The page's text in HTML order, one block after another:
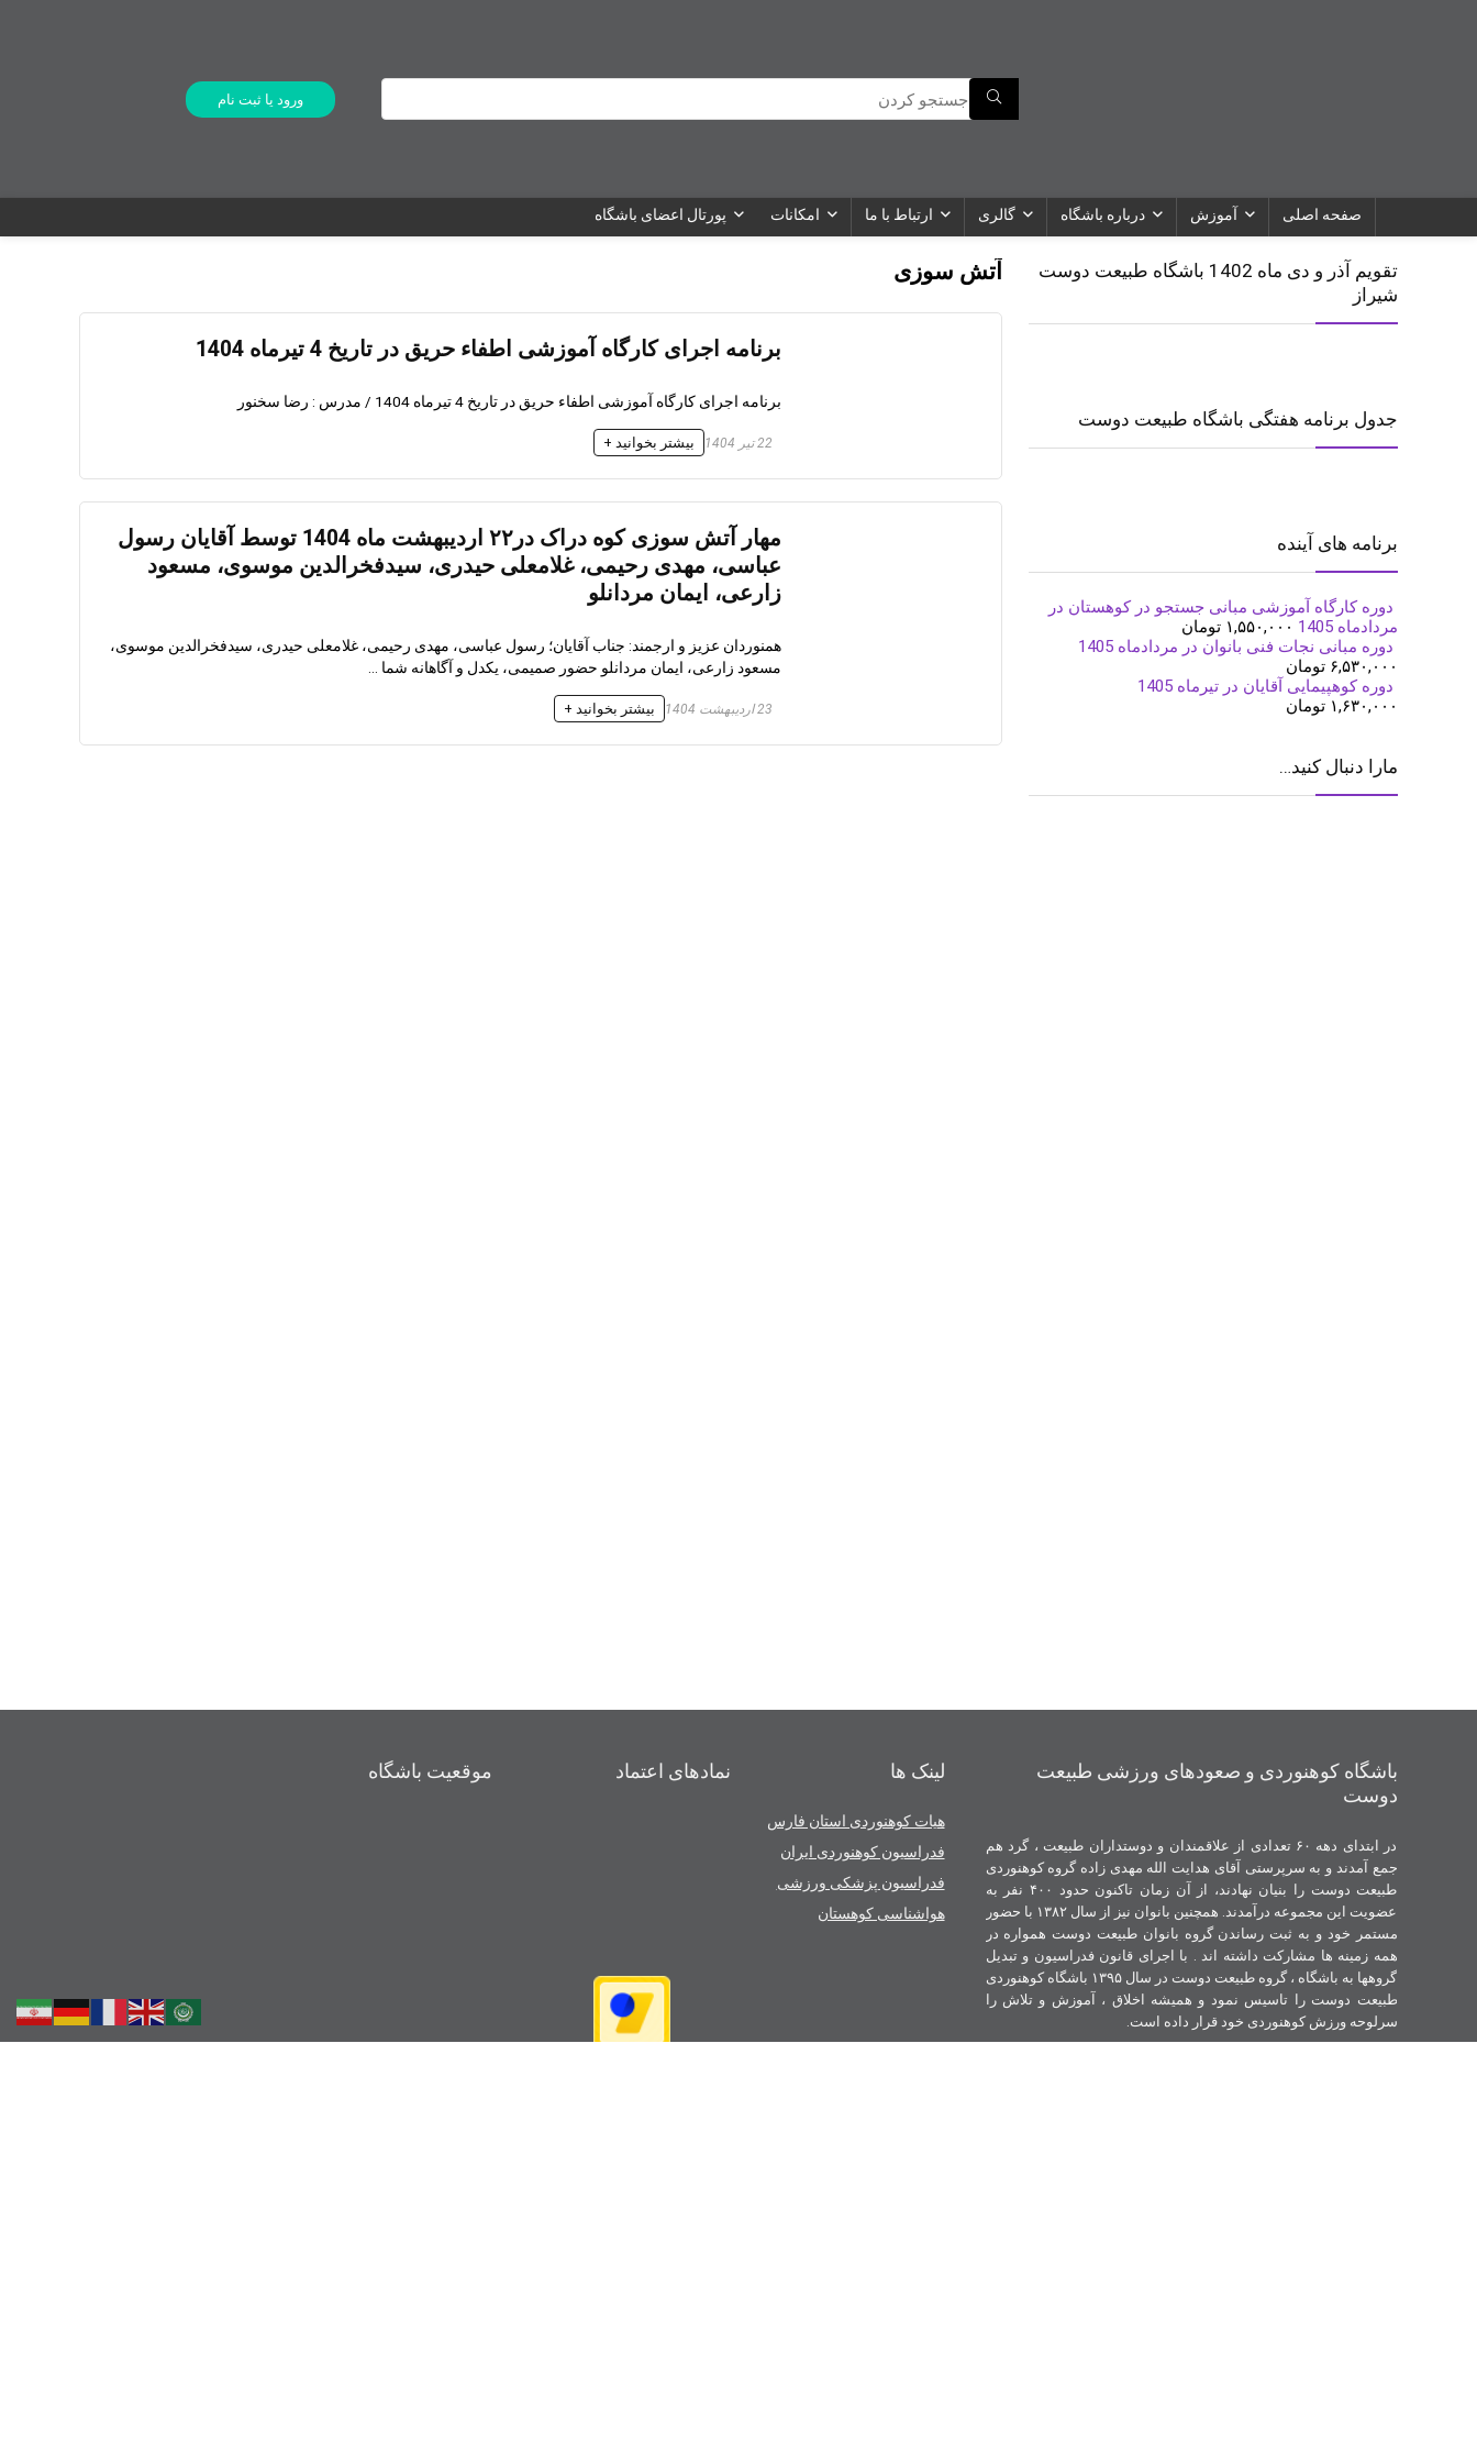
ورود یا ثبت نام
صفحه اصلی آموزش درباره باشگاه گالری ارتباط با ما امکانات پورتال اعضای باشگاه
آتش سوزی
برنامه اجرای کارگاه آموزشی اطفاء حریق در تاریخ 4 تیرماه 1404
برنامه اجرای کارگاه آموزشی اطفاء حریق در تاریخ 4 تیرماه 1404 / مدرس : رضا سخنور
22 تیر 1404 بیشتر بخوانید +
مهار آتش سوزی کوه دراک در۲۲ اردیبهشت ماه 1404 توسط آقایان رسول
عباسی، مهدی رحیمی، غلامعلی حیدری، سیدفخرالدین موسوی، مسعود
زارعی، ایمان مردانلو
همنوردان عزیز و ارجمند: جناب آقایان؛ رسول عباسی، مهدی رحیمی، غلامعلی حیدری، سیدفخرالدین موسوی،
مسعود زارعی، ایمان مردانلو حضور صمیمی، یکدل و آگاهانه شما ...
23 اردیبهشت 1404 بیشتر بخوانید +
تقویم آذر و دی ماه 1402 باشگاه طبیعت دوست
شیراز
جدول برنامه هفتگی باشگاه طبیعت دوست
برنامه های آینده
دوره کارگاه آموزشی مبانی جستجو در کوهستان در
مردادماه 1405
۱,۵۵۰,۰۰۰ تومان
دوره مبانی نجات فنی بانوان در مردادماه 1405
۶,۵۳۰,۰۰۰ تومان
دوره کوهپیمایی آقایان در تیرماه 1405
۱,۶۳۰,۰۰۰ تومان
مارا دنبال کنید…
باشگاه کوهنوردی و صعودهای ورزشی طبیعت
دوست
در ابتدای دهه ۶۰ تعدادی از علاقمندان و دوستداران طبیعت ، گرد هم
جمع آمدند و به سرپرستی آقای هدایت الله مهدی زاده گروه کوهنوردی
طبیعت دوست را بنیان نهادند، از آن زمان تاکنون حدود ۴۰۰ نفر به
عضویت این مجموعه درآمدند. همچنین بانوان نیز از سال ۱۳۸۲ با حضور
مستمر خود و به ثبت رساندن گروه بانوان طبیعت دوست همواره در
همه زمینه ها مشارکت داشته اند . با اجرای قانون فدراسیون و تبدیل
گروهها به باشگاه ، گروه طبیعت دوست در سال ۱۳۹۵ باشگاه کوهنوردی
طبیعت دوست را تاسیس نمود و همیشه اخلاق ، آموزش و تلاش را
سرلوحه ورزش کوهنوردی خود قرار داده است.
نمادهای اعتماد لینک ها
هیات کوهنوردی استان فارس
فدراسیون کوهنوردی ایران
فدراسیون پزشکی ورزشی
هواشناسی کوهستان
موقعیت باشگاه